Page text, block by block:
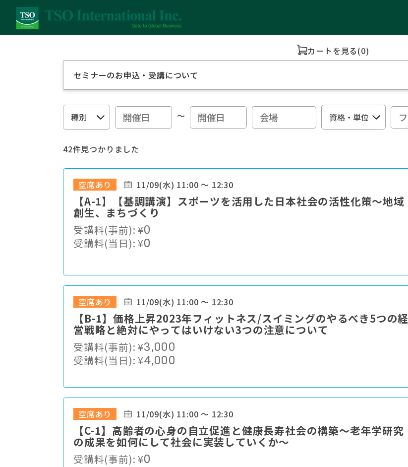
カートを見る(0)
セミナーのお申込・受講について
～
42件見つかりました
空席あり 11/09(水) 11:00 ～ 12:30
【A-1】【基調講演】スポーツを活用した日本社会の活性化策〜地域
創生、まちづくり
受講料(事前):¥0
受講料(当日):¥0
空席あり 11/09(水) 11:00 ～ 12:30
【B-1】価格上昇2023年フィットネス/スイミングのやるべき5つの経
営戦略と絶対にやってはいけない3つの注意について
受講料(事前):¥3,000
受講料(当日):¥4,000
空席あり 11/09(水) 11:00 ～ 12:30
【C-1】高齢者の心身の自立促進と健康長寿社会の構築〜老年学研究
の成果を如何にして社会に実装していくか〜
受講料(事前):¥0